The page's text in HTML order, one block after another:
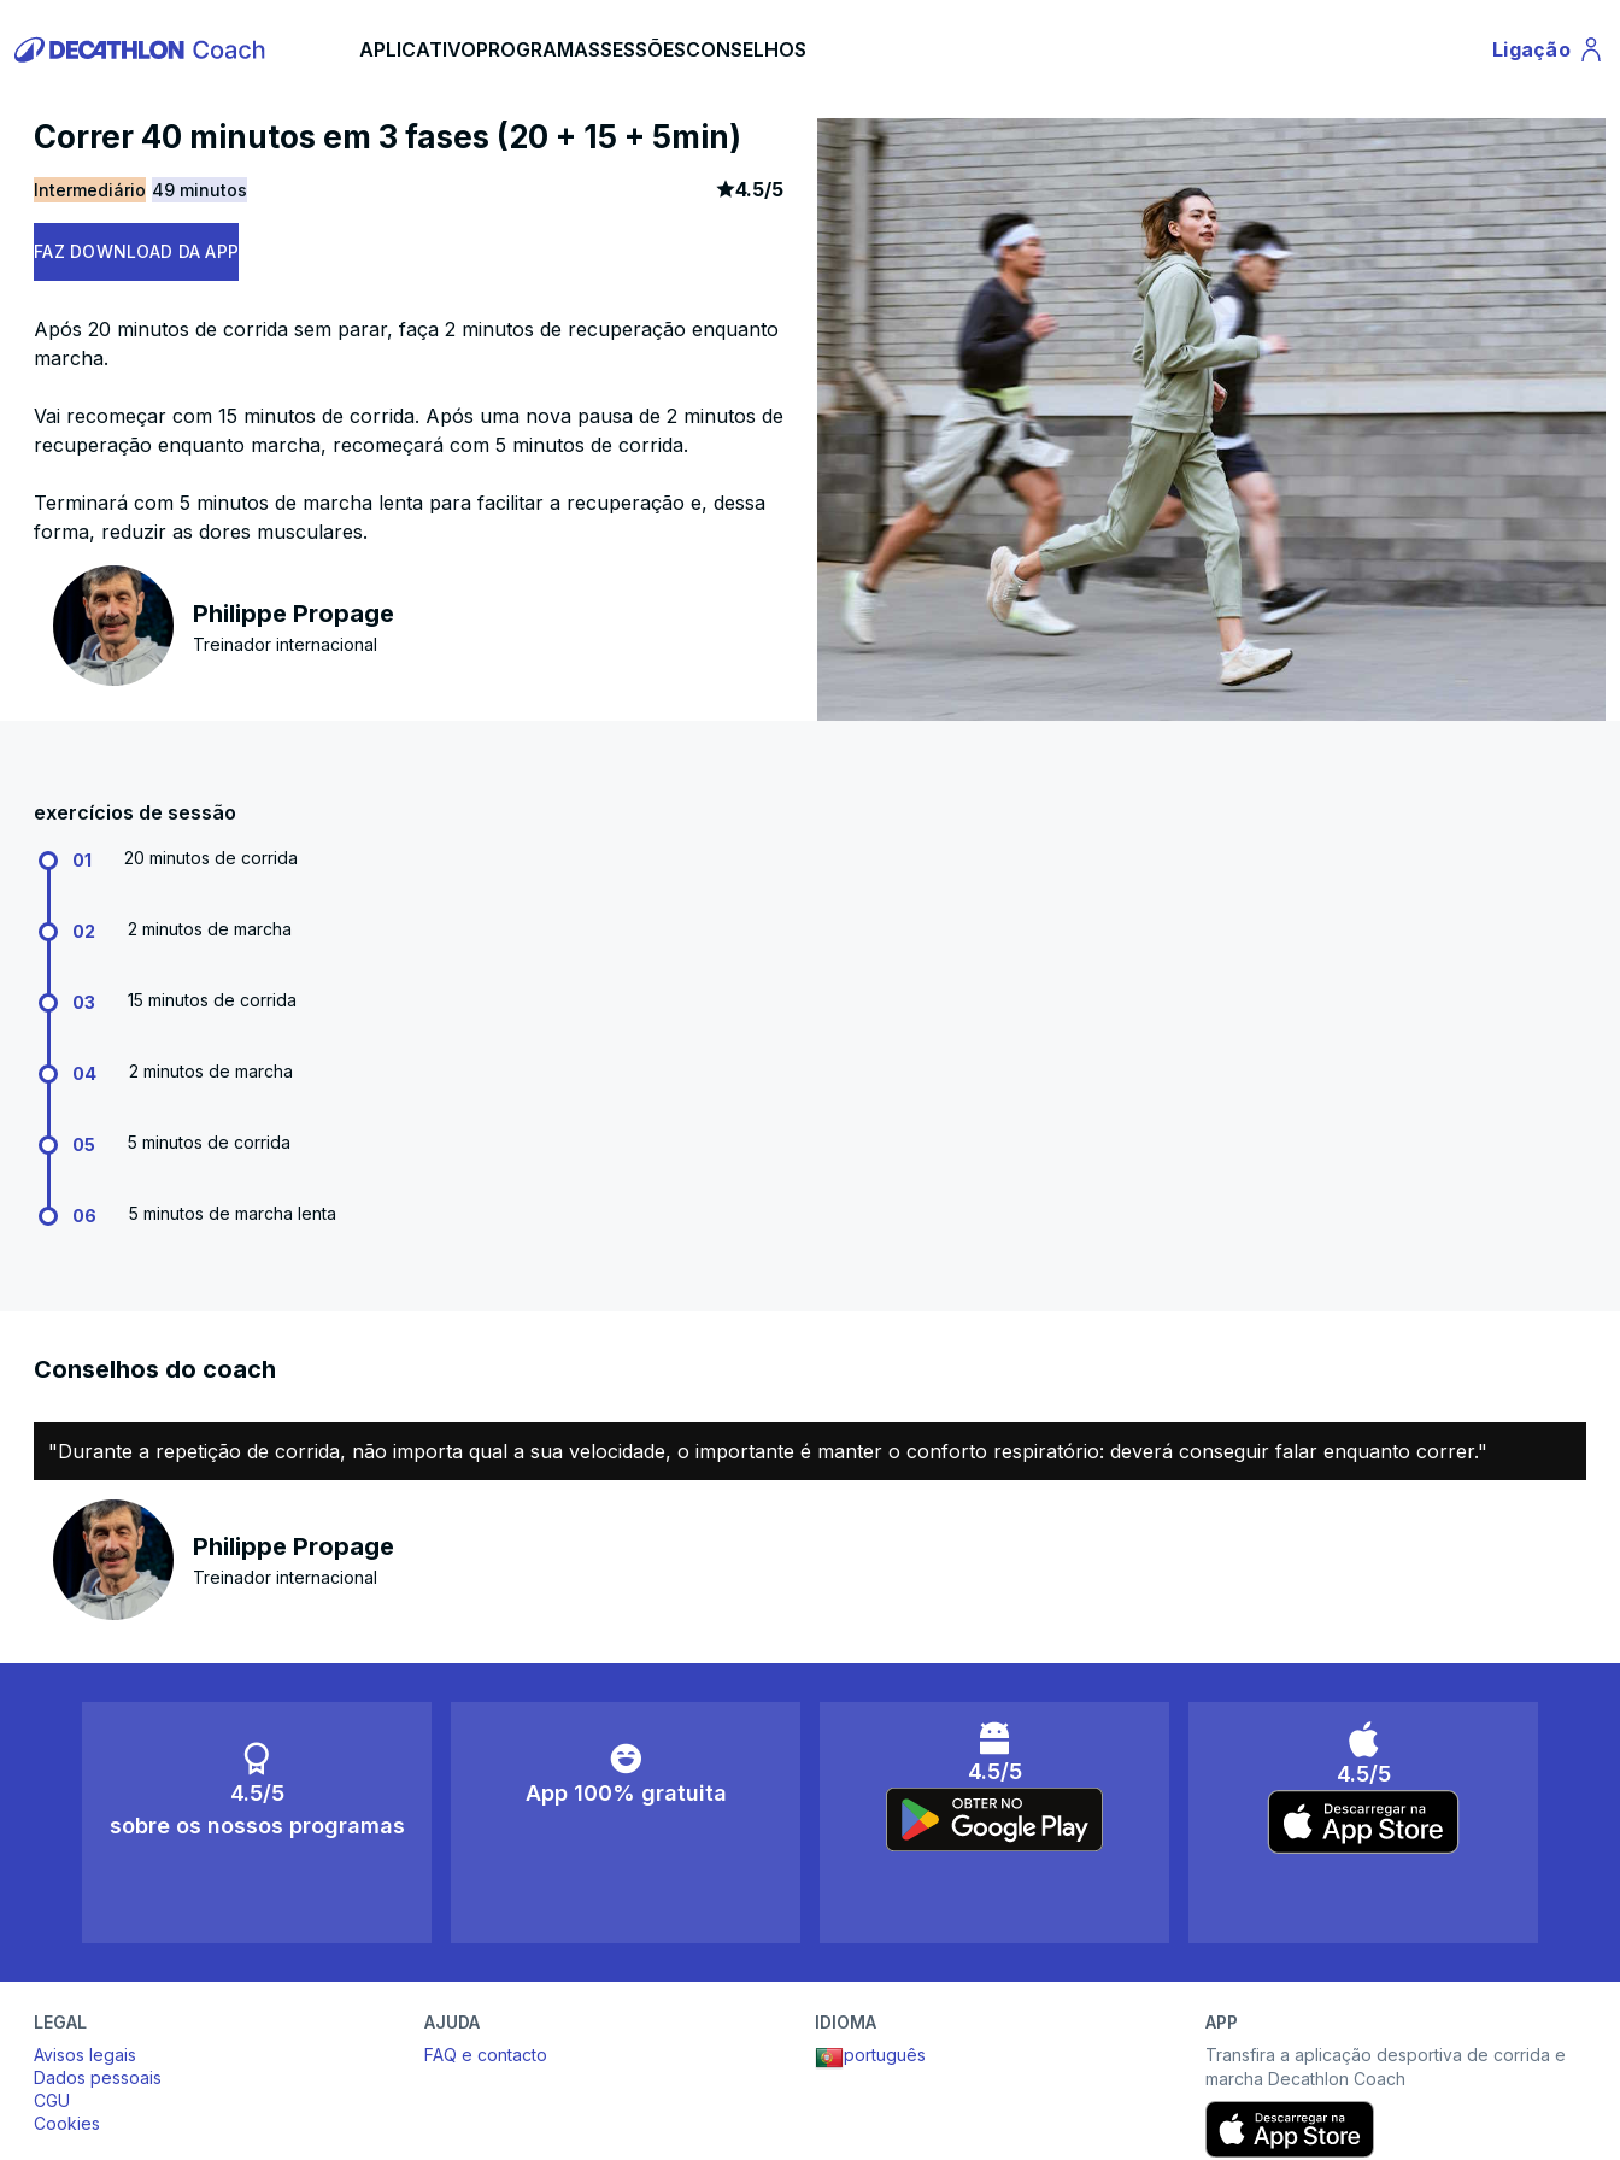
APLICATIVOPROGRAMASSESSÕESCONSELHOS Profile
Ligação
Correr 40 minutos em 3 fases (20 + 15 + 5min)
Intermediário 49 minutos article rating
4.5/5550
FAZ DOWNLOAD DA APP
Após 20 minutos de corrida sem parar, faça 2 minutos de recuperação enquanto
marcha.
Vai recomeçar com 15 minutos de corrida. Após uma nova pausa de 2 minutos de
recuperação enquanto marcha, recomeçará com 5 minutos de corrida.
Terminará com 5 minutos de marcha lenta para facilitar a recuperação e, dessa
forma, reduzir as dores musculares.
Philippe Propage
Treinador internacional
exercícios de sessão
01 20 minutos de corrida
02 2 minutos de marcha
03 15 minutos de corrida
04 2 minutos de marcha
05 5 minutos de corrida
06 5 minutos de marcha lenta
Conselhos do coach
"Durante a repetição de corrida, não importa qual a sua velocidade, o importante é manter o conforto respiratório: deverá conseguir falar enquanto correr."
Philippe Propage
Treinador internacional
4.5/5
sobre os nossos programas
App 100% gratuita
4.5/5 4.5/5
LEGAL
Avisos legais
Dados pessoais
CGU
Cookies
AJUDA
FAQ e contacto
IDIOMA
português
APP
Transfira a aplicação desportiva de corrida e
marcha Decathlon Coach